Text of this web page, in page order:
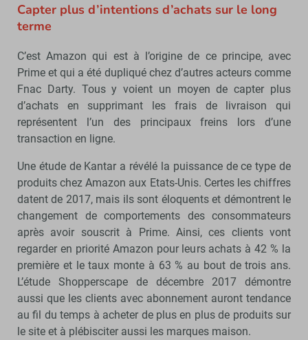
Capter plus d’intentions d’achats sur le long
terme
C’est Amazon qui est à l’origine de ce principe, avec
Prime et qui a été dupliqué chez d’autres acteurs comme
Fnac Darty. Tous y voient un moyen de capter plus
d’achats en supprimant les frais de livraison qui
représentent l’un des principaux freins lors d’une
transaction en ligne.
Une étude de Kantar a révélé la puissance de ce type de
produits chez Amazon aux Etats-Unis. Certes les chiffres
datent de 2017, mais ils sont éloquents et démontrent le
changement de comportements des consommateurs
après avoir souscrit à Prime. Ainsi, ces clients vont
regarder en priorité Amazon pour leurs achats à 42 % la
première et le taux monte à 63 % au bout de trois ans.
L’étude Shopperscape de décembre 2017 démontre
aussi que les clients avec abonnement auront tendance
au fil du temps à acheter de plus en plus de produits sur
le site et à plébisciter aussi les marques maison.